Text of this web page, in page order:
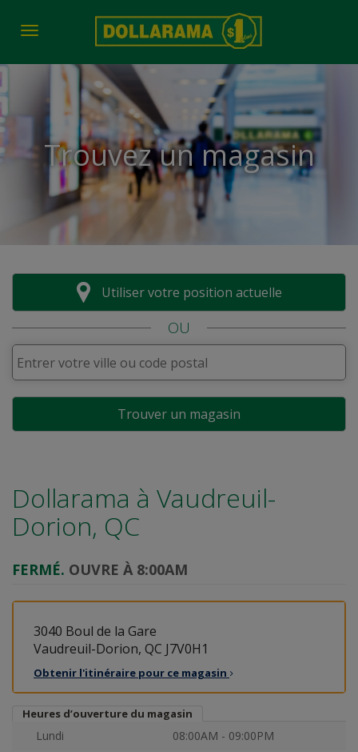
Toggle navigation
Trouvez un magasin
Utiliser votre position actuelle
OU
Trouver un magasin
Dollarama à Vaudreuil-
Dorion, QC
FERMÉ. OUVRE À 8:00AM
3040 Boul de la Gare
Vaudreuil-Dorion, QC J7V0H1
Obtenir l'itinéraire pour ce magasin
Heures d’ouverture du magasin
Lundi
08:00AM - 09:00PM